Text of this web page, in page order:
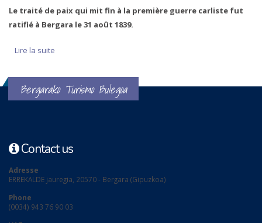
Le traité de paix qui mit fin à la première guerre carliste fut
ratifié à Bergara le 31 août 1839.
Lire la suite
Bergarako Turismo Bulegoa
Contact us
Adresse
ERREKALDE jauregia, 20570 - Bergara (Gipuzkoa)
Phone
(0034) 943 76 90 03